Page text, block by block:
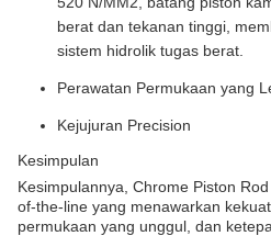
berat dan tekanan tinggi,
sistem hidrolik tugas berat.
Perawatan Permukaan yang
Kejujuran Precision
Kesimpulan
Kesimpulannya, Chrome Piston
of-the-line yang menawarkan
permukaan yang unggul, dan